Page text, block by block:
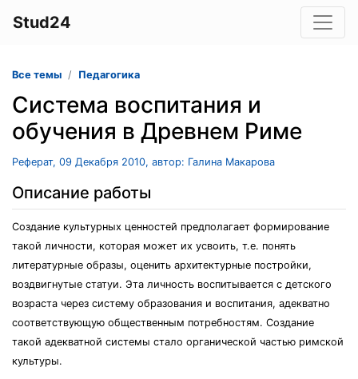
Stud24
Все темы Педагогика
Система воспитания и
обучения в Древнем Риме
Реферат, 09 Декабря 2010, автор: Галина Макарова
Описание работы
Создание культурных ценностей предполагает формирование
такой личности, которая может их усвоить, т.е. понять
литературные образы, оценить архитектурные постройки,
воздвигнутые статуи. Эта личность воспитывается с детского
возраста через систему образования и воспитания, адекватно
соответствующую общественным потребностям. Создание
такой адекватной системы стало органической частью римской
культуры.